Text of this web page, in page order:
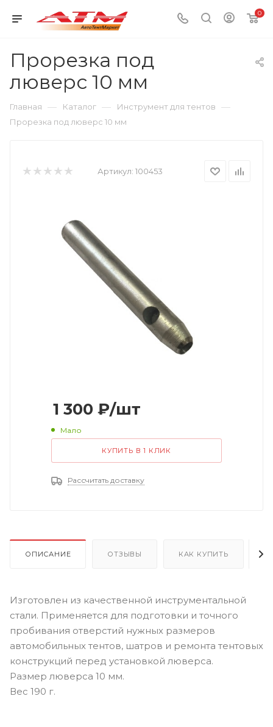
0
Прорезка под
люверс 10 мм
Главная — Каталог — Инструмент для тентов —
Прорезка под люверс 10 мм
Артикул: 100453
1 300 ₽/шт
Мало
КУПИТЬ В 1 КЛИК
Рассчитать доставку
ОПИСАНИЕ ОТЗЫВЫ КАК КУПИТЬ
Изготовлен из качественной инструментальной
стали. Применяется для подготовки и точного
пробивания отверстий нужных размеров
автомобильных тентов, шатров и ремонта тентовых
конструкций перед установкой люверса.
Размер люверса 10 мм.
Вес 190 г.